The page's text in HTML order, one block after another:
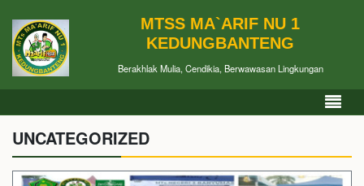
MTSS MA`ARIF NU 1
KEDUNGBANTENG
Berakhlak Mulia, Cendikia, Berwawasan Lingkungan
UNCATEGORIZED